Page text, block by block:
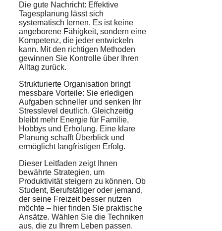
Die gute Nachricht: Effektive
Tagesplanung lässt sich
systematisch lernen. Es ist keine
angeborene Fähigkeit, sondern eine
Kompetenz, die jeder entwickeln
kann. Mit den richtigen Methoden
gewinnen Sie Kontrolle über Ihren
Alltag zurück.
Strukturierte Organisation bringt
messbare Vorteile: Sie erledigen
Aufgaben schneller und senken Ihr
Stresslevel deutlich. Gleichzeitig
bleibt mehr Energie für Familie,
Hobbys und Erholung. Eine klare
Planung schafft Überblick und
ermöglicht langfristigen Erfolg.
Dieser Leitfaden zeigt Ihnen
bewährte Strategien, um
Produktivität steigern zu können. Ob
Student, Berufstätiger oder jemand,
der seine Freizeit besser nutzen
möchte – hier finden Sie praktische
Ansätze. Wählen Sie die Techniken
aus, die zu Ihrem Leben passen.